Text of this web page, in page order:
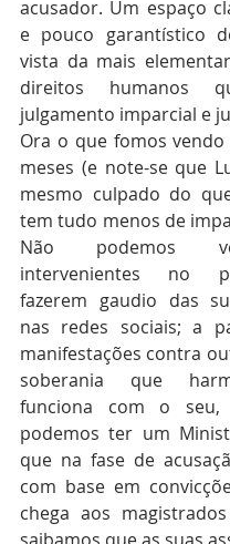
acusador. Um espaço
e pouco garantístico
vista da mais
direitos humanos
julgamento imparcial e
Ora o que fomos
meses (e note-se que
mesmo culpado do
tem tudo menos de
Não podemos
intervenientes no
fazerem gaudio das
nas redes sociais; a
manifestações contra
soberania que
funciona com o seu,
podemos ter um
que na fase de
com base em
chega aos